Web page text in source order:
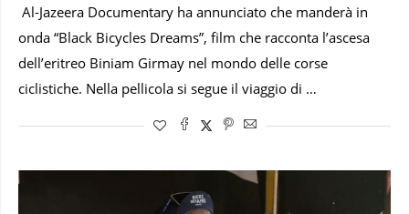
Al-Jazeera Documentary ha annunciato che manderà in
onda “Black Bicycles Dreams”, film che racconta l’ascesa
dell’eritreo Biniam Girmay nel mondo delle corse
ciclistiche. Nella pellicola si segue il viaggio di …